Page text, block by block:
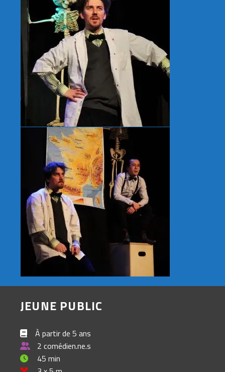
JEUNE PUBLIC
À partir de 5 ans
2 comédien.ne.s
45 min